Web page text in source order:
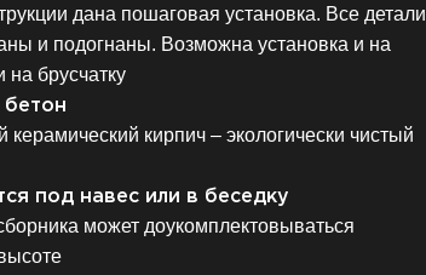
дана пошаговая установка. Все детали
и подогнаны. Возможна установка и на
на брусчатку
бетон
керамический кирпич – экологически чистый
под навес или в беседку
может доукомплектовываться